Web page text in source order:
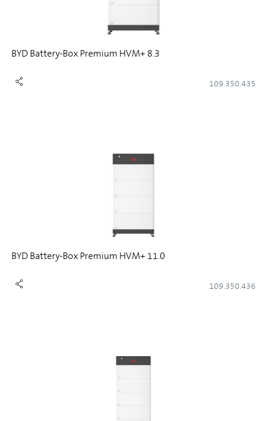
BYD Battery-Box Premium HVM+ 8.3
109.350.435
BYD Battery-Box Premium HVM+ 11.0
109.350.436